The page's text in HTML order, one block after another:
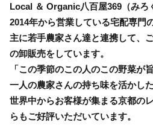
Local ＆ Organic八百屋369（みろ
2014年から営業している宅配専門
主に若手農家さん達と連携して、
の卸販売をしています。
「この季節のこの人のこの野菜が
一人の農家さんの持ち味を活かし
世界中からお客様が集まる京都の
らもご好評いただいています。